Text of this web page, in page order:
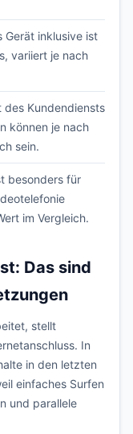
Gerät inklusive ist
variiert je nach
des Kundendiensts
können je nach
sein.
besonders für
im Vergleich.
Das sind
stellt
In
in den letzten
einfaches Surfen
und parallele